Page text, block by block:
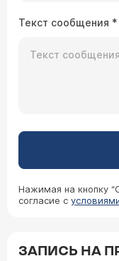
Текст сообщения *
Нажимая на кнопку
согласие с
ЗАПИСЬ НА